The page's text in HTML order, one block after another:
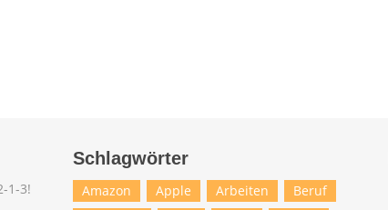
Schlagwörter
Amazon Apple Arbeiten
Beruf